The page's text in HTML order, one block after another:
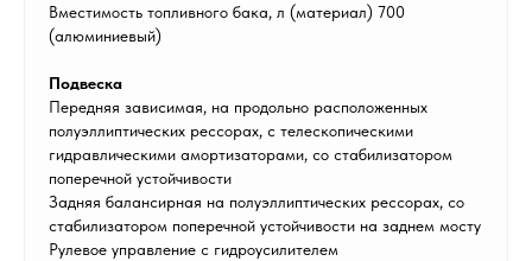
Вместимость топливного бака, л (материал) 700
(алюминиевый)
Подвеска
Передняя зависимая, на продольно расположенных
полуэллиптических рессорах, с телескопическими
гидравлическими амортизаторами, со стабилизатором
поперечной устойчивости
Задняя балансирная на полуэллиптических рессорах, со
стабилизатором поперечной устойчивости на заднем мосту
Рулевое управление с гидроусилителем